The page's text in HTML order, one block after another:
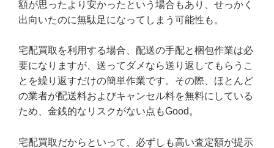
額が思ったより安かったという場合もあり、せっかく
出向いたのに無駄足になってしまう可能性も。
宅配買取を利用する場合、配送の手配と梱包作業は必
要になりますが、送ってダメなら送り返してもらうこ
とを繰り返すだけの簡単作業です。その際、ほとんど
の業者が配送料およびキャンセル料を無料にしている
ため、金銭的なリスクがない点もGood。
宅配買取だからといって、必ずしも高い査定額が提示